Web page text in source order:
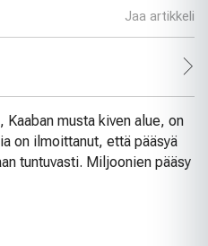
Jaa artikkeli
musta kiven alue, on
on ilmoittanut, että pääsyä
tuntuvasti. Miljoonien pääsy